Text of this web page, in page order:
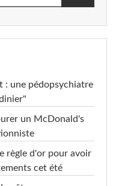
: une pédopsychiatre
un McDonald's
règle d'or pour avoir
cet été